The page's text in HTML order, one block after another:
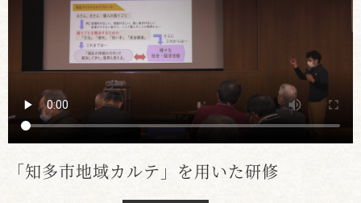
「知多市地域カルテ」を用いた研修